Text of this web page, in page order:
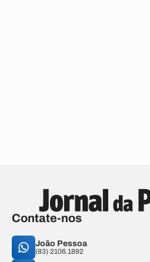
Contate-nos
João Pessoa
(83) 2106.1892